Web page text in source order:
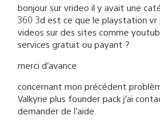
bonjour sur vrideo il y avait une
360 3d est ce que le playstation vr
videos sur des sites comme
services gratuit ou payant ?
merci d’avance
concernant mon précédent
Valkyrie plus founder pack j’ai
demander de l’aide